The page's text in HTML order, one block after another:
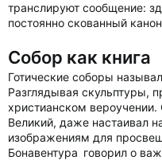
транслируют сообщение:
постоянно скованный
Собор как книга
Готические соборы
Разглядывая скульптуры,
христианском
Великий, даже настаивал
изображениям для
Бонавентура говорил о